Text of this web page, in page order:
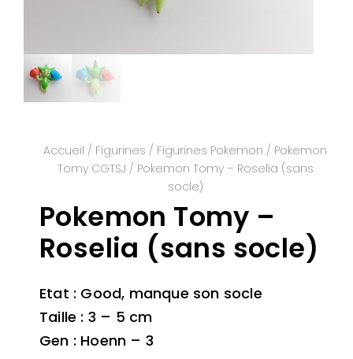
Accueil / Figurines / Figurines Pokemon / Pokemon
Tomy CGTSJ / Pokemon Tomy – Roselia (sans
socle)
Pokemon Tomy –
Roselia (sans socle)
Etat : Good, manque son socle
Taille : 3 – 5 cm
Gen : Hoenn – 3